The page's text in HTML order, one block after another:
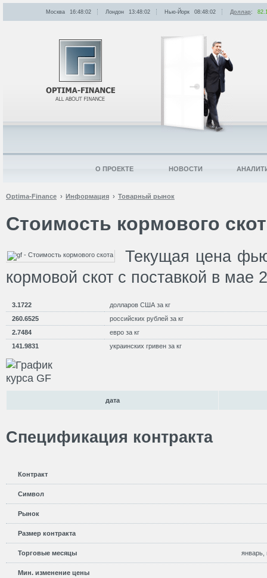
Optima-Finance Информация Товарный рынок
Стоимость кормового
Текущая цена
кормовой скот с поставкой в мае
3.1722
долларов США за кг
260.6525
российских рублей за кг
2.7484
евро за кг
141.9831
украинских гривен за кг
дата
Спецификация контракта
Контракт
Символ
Рынок
Размер контракта
Торговые месяцы январь,
Мин. изменение цены
Москва 16:48:02 Лондон 13:48:02 Нью-Йорк 08:48:02 Доллар:
О ПРОЕКТЕ НОВОСТИ